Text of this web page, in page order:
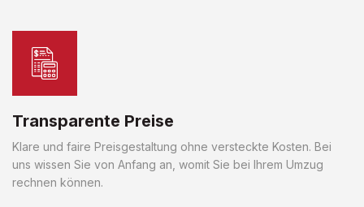
Transparente Preise
Klare und faire Preisgestaltung ohne versteckte Kosten. Bei
uns wissen Sie von Anfang an, womit Sie bei Ihrem Umzug
rechnen können.